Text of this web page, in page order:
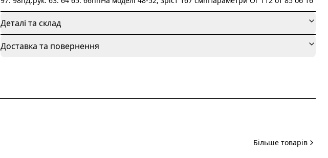
Деталі та склад
Доставка та повернення
Більше товарів